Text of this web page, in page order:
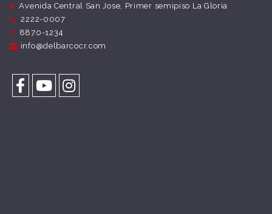
Avenida Central San Jose, Primer semipiso La Gloria
2222-0007
8870-1234
info@delbarcocr.com